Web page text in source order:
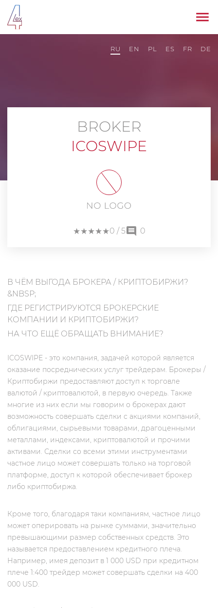
RU EN PL ES FR DE
BROKER
ICOSWIPE
★★
★★
★★
★★
★★
0 / 5 0
В ЧЁМ ВЫГОДА БРОКЕРА / КРИПТОБИРЖИ?
&NBSP;
ГДЕ РЕГИСТРИРУЮТСЯ БРОКЕРСКИЕ
КОМПАНИИ И КРИПТОБИРЖИ?
НА ЧТО ЕЩЁ ОБРАЩАТЬ ВНИМАНИЕ?
ICOSWIPE - это компания, задачей которой является
оказание посреднических услуг трейдерам. Брокеры /
Криптобиржи предоставляют доступ к торговле
валютой / криптовалютой, в первую очередь. Также
многие из них если мы говорим о брокерах дают
возможность совершать сделки с акциями компаний,
облигациями, сырьевыми товарами, драгоценными
металлами, индексами, криптовалютой и прочими
активами. Сделки со всеми этими инструментами
частное лицо может совершать только на торговой
платформе, доступ к которой обеспечивает брокер
либо криптобиржа.
Кроме того, благодаря таки компаниям, частное лицо
может оперировать на рынке суммами, значительно
превышающими размер собственных средств. Это
называется предоставлением кредитного плеча.
Например, имея депозит в 1 000 USD при кредитном
плече 1:400 трейдер может совершать сделки на 400
000 USD.